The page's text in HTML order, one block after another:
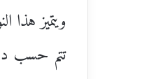
ويتميز
تتم حسب